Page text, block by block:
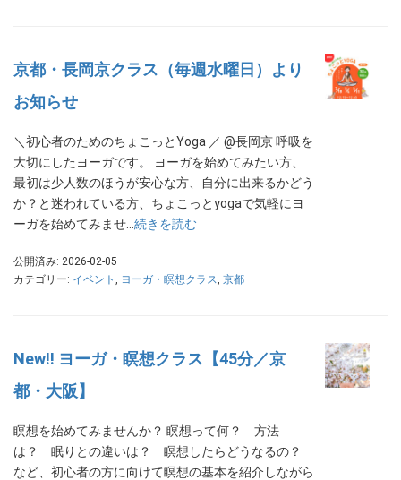
京都・長岡京クラス（毎週水曜日）より
お知らせ
＼初心者のためのちょこっとYoga ／ @長岡京 呼吸を
大切にしたヨーガです。 ヨーガを始めてみたい方、
最初は少人数のほうが安心な方、自分に出来るかどう
か？と迷われている方、ちょこっとyogaで気軽にヨ
ーガを始めてみませ… 続きを読む
公開済み: 2026-02-05
カテゴリー: イベント , ヨーガ・瞑想クラス, 京都
New!! ヨーガ・瞑想クラス【45分／京
都・大阪】
瞑想を始めてみませんか？ 瞑想って何？ 方法
は？ 眠りとの違いは？ 瞑想したらどうなるの？
など、初心者の方に向けて瞑想の基本を紹介しながら